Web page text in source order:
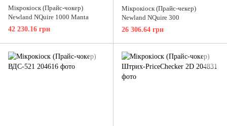
Мікрокіоск (Прайс-чокер)
Newland NQuire 1000 Manta
42 230.16 грн
Мікрокіоск (Прайс-чекер)
Newland NQuire 300
26 306.64 грн